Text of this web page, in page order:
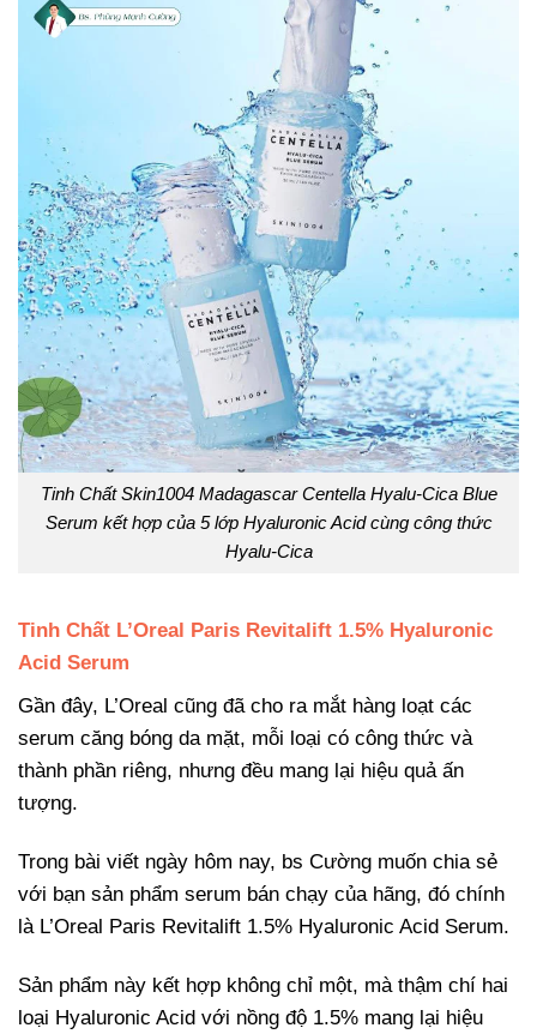
Tinh Chất Skin1004 Madagascar Centella Hyalu-Cica Blue
Serum kết hợp của 5 lớp Hyaluronic Acid cùng công thức
Hyalu-Cica
Tinh Chất L’Oreal Paris Revitalift 1.5% Hyaluronic
Acid Serum
Gần đây, L’Oreal cũng đã cho ra mắt hàng loạt các
serum căng bóng da mặt, mỗi loại có công thức và
thành phần riêng, nhưng đều mang lại hiệu quả ấn
tượng.
Trong bài viết ngày hôm nay, bs Cường muốn chia sẻ
với bạn sản phẩm serum bán chạy của hãng, đó chính
là L’Oreal Paris Revitalift 1.5% Hyaluronic Acid Serum.
Sản phẩm này kết hợp không chỉ một, mà thậm chí hai
loại Hyaluronic Acid với nồng độ 1.5% mang lại hiệu